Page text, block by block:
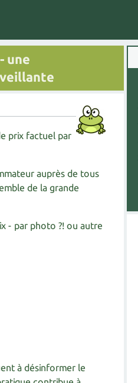
une
prix factuel par
auprès de tous
de la grande
- par photo ?! ou autre
à désinformer le